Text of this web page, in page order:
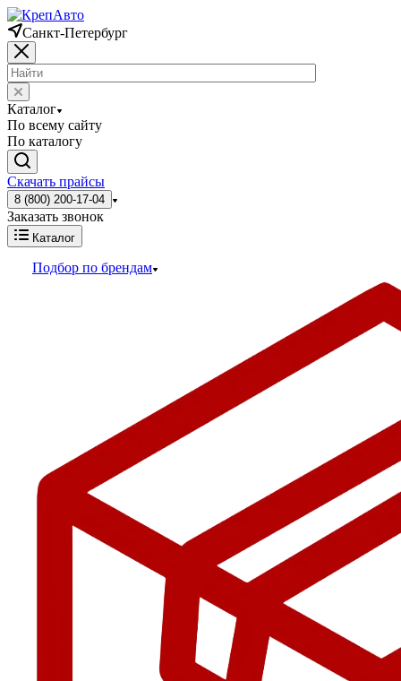
Санкт-Петербург
Каталог
По всему сайту
По каталогу
Скачать прайсы
8 (800) 200-17-04
Заказать звонок
Каталог
Подбор по брендам